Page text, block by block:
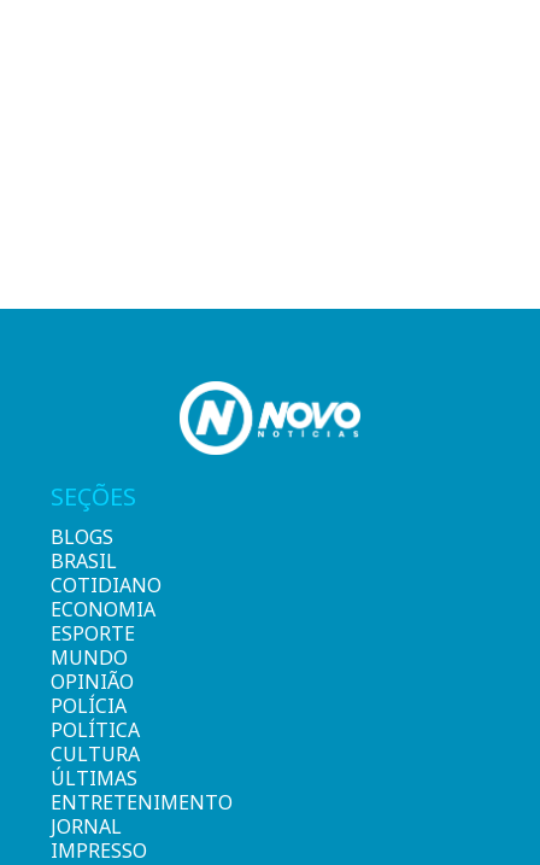
SEÇÕES
BLOGS
BRASIL
COTIDIANO
ECONOMIA
ESPORTE
MUNDO
OPINIÃO
POLÍCIA
POLÍTICA
CULTURA
ÚLTIMAS
ENTRETENIMENTO
JORNAL
IMPRESSO